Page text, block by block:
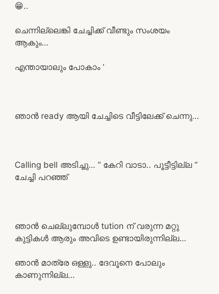
😁..
ചെന്നില്ലെങ്കി ചേച്ചിക്ക്‌ വീണ്ടും സംശയം
ആകും…
എന്തായാലും പോകാം ‘
ഞാൻ ready ആയി ചേച്ചിടെ വീട്ടിലേക്ക് ചെന്നു…
Calling bell അടിച്ചു… ” കേറി വാടാ.. പൂട്ടീട്ടില്ല ”
ചേച്ചി പറഞ്ഞ്
ഞാൻ ചെല്ലുമ്പോൾ tution ന് വരുന്ന മറ്റു
കുട്ടികൾ ആരും അവിടെ ഉണ്ടായിരുന്നില്ല…
ഞാൻ മാത്രേ ഒള്ളു.. ദേവൂനെ പോലും
കാണുന്നില്ല…